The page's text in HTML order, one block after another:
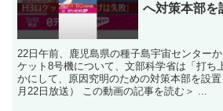
へ対策本部
22日午前、鹿児島県の種子島宇宙センター
ケット8号機について、文部科学省は「打ち
かにして、原因究明のための対策本部を設
月22日放送） この動画の記事を読む＞ ...